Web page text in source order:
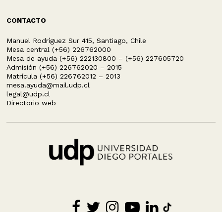
CONTACTO
Manuel Rodríguez Sur 415, Santiago, Chile
Mesa central (+56) 226762000
Mesa de ayuda (+56) 222130800 – (+56) 227605720
Admisión (+56) 226762020 – 2015
Matrícula (+56) 226762012 – 2013
mesa.ayuda@mail.udp.cl
legal@udp.cl
Directorio web